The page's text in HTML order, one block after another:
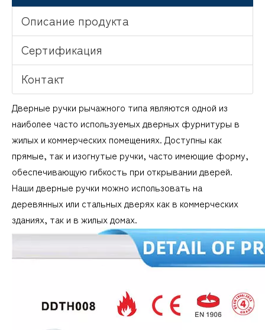
Описание продукта
Сертификация
Контакт
Дверные ручки рычажного типа являются одной из
наиболее часто используемых дверных фурнитуры в
жилых и коммерческих помещениях. Доступны как
прямые, так и изогнутые ручки, часто имеющие форму,
обеспечивающую гибкость при открывании дверей.
Наши дверные ручки можно использовать на
деревянных или стальных дверях как в коммерческих
зданиях, так и в жилых домах.